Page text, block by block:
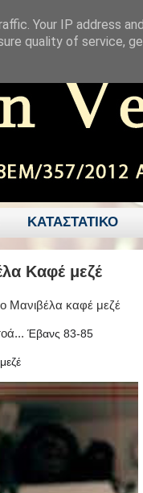
ΚΑΤΑΣΤΑΤΙΚΟ
Καφέ μεζέ
Μανιβέλα καφέ μεζέ
Έβανς 83-85
Your IP address
quality of service,